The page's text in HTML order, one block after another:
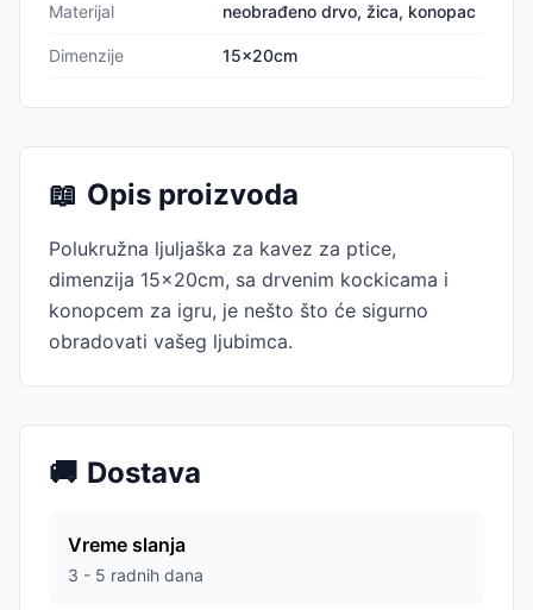
Materijal neobrađeno drvo, žica, konopac
Dimenzije 15x20cm
📖 Opis proizvoda
Polukružna ljuljaška za kavez za ptice,
dimenzija 15x20cm, sa drvenim kockicama i
konopcem za igru, je nešto što će sigurno
obradovati vašeg ljubimca.
🚚 Dostava
Vreme slanja
3 - 5 radnih dana